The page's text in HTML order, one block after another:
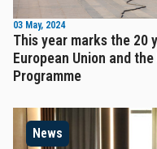
03 May, 2024
This year marks the 20
European Union and
Programme
News